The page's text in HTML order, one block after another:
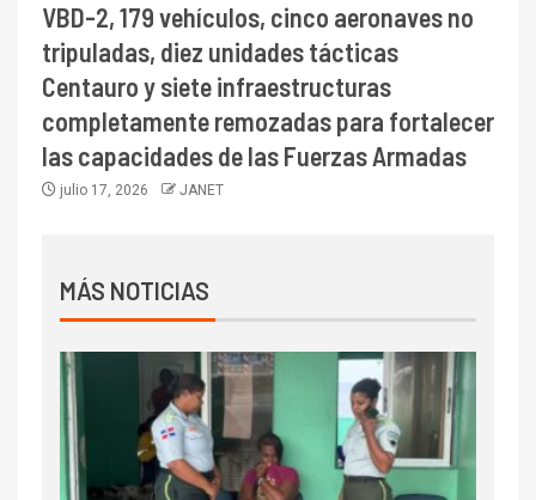
VBD-2, 179 vehículos, cinco aeronaves no
tripuladas, diez unidades tácticas
Centauro y siete infraestructuras
completamente remozadas para fortalecer
las capacidades de las Fuerzas Armadas
julio 17, 2026 JANET
MÁS NOTICIAS